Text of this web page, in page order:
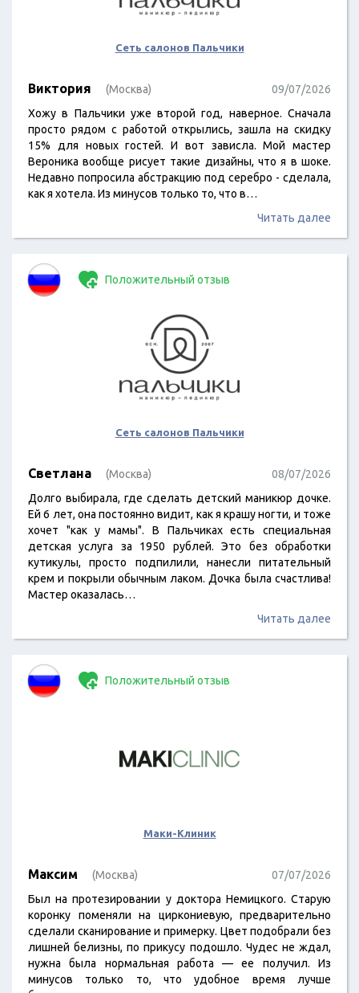
Сеть салонов Пальчики
Виктория (Москва)
09/07/2026
Хожу в Пальчики уже второй год, наверное. Сначала
просто рядом с работой открылись, зашла на скидку
15% для новых гостей. И вот зависла. Мой мастер
Вероника вообще рисует такие дизайны, что я в шоке.
Недавно попросила абстракцию под серебро - сделала,
как я хотела. Из минусов только то, что в…
Читать далее
Положительный отзыв
Сеть салонов Пальчики
Светлана (Москва)
08/07/2026
Долго выбирала, где сделать детский маникюр дочке.
Ей 6 лет, она постоянно видит, как я крашу ногти, и тоже
хочет "как у мамы". В Пальчиках есть специальная
детская услуга за 1950 рублей. Это без обработки
кутикулы, просто подпилили, нанесли питательный
крем и покрыли обычным лаком. Дочка была счастлива!
Мастер оказалась…
Читать далее
Положительный отзыв
Маки-Клиник
Максим (Москва)
07/07/2026
Был на протезировании у доктора Немицкого. Старую
коронку поменяли на циркониевую, предварительно
сделали сканирование и примерку. Цвет подобрали без
лишней белизны, по прикусу подошло. Чудес не ждал,
нужна была нормальная работа — ее получил. Из
минусов только то, что удобное время лучше